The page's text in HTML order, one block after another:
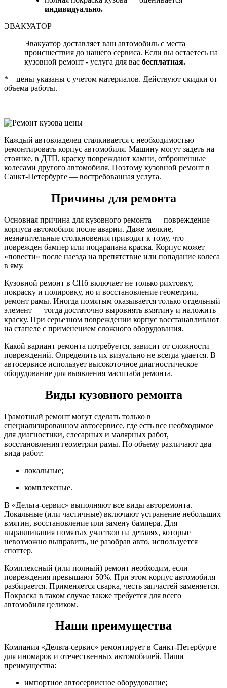
индивидуально.
ЭВАКУАТОР
Эвакуатор доставляет ваш автомобиль с места
происшествия до нашего сервиса. Если вы остаетесь на
кузовной ремонт - услуга для вас бесплатная.
* – цены указаны с учетом материалов. Действуют скидки от
объема работы.
Каждый автовладелец сталкивается с необходимостью
ремонтировать корпус автомобиля. Машину могут задеть на
стоянке, в ДТП, краску повреждают камни, отброшенные
колесами другого автомобиля. Поэтому кузовной ремонт в
Санкт-Петербурге — востребованная услуга.
Причины для ремонта
Основная причина для кузовного ремонта — повреждение
корпуса автомобиля после аварии. Даже мелкие,
незначительные столкновения приводят к тому, что
поврежден бампер или поцарапана краска. Корпус может
«повести» после наезда на препятствие или попадание колеса
в яму.
Кузовной ремонт в СПб включает не только рихтовку,
покраску и полировку, но и восстановление геометрии,
ремонт рамы. Иногда помятым оказывается только отдельный
элемент — тогда достаточно выровнять вмятину и наложить
краску. При серьезном повреждении корпус восстанавливают
на стапеле с применением сложного оборудования.
Какой вариант ремонта потребуется, зависит от сложности
повреждений. Определить их визуально не всегда удается. В
автосервисе использует высокоточное диагностическое
оборудование для выявления масштаба ремонта.
Виды кузовного ремонта
Грамотный ремонт могут сделать только в
специализированном автосервисе, где есть все необходимое
для диагностики, слесарных и малярных работ,
восстановления геометрии рамы. По объему различают два
вида работ:
локальные;
комплексные.
В «Дельта-сервис» выполняют все виды авторемонта.
Локальные (или частичные) включают устранение небольших
вмятин, восстановление или замену бампера. Для
выравнивания помятых участков на деталях, которые
невозможно выправить, не разобрав авто, используется
споттер.
Комплексный (или полный) ремонт необходим, если
повреждения превышают 50%. При этом корпус автомобиля
разбирается. Применяется сварка, честь запчастей заменяется.
Покраска в таком случае также требуется для всего
автомобиля целиком.
Наши преимущества
Компания «Дельта-сервис» ремонтирует в Санкт-Петербурге
для иномарок и отечественных автомобилей. Наши
преимущества:
импортное автосервисное оборудование;